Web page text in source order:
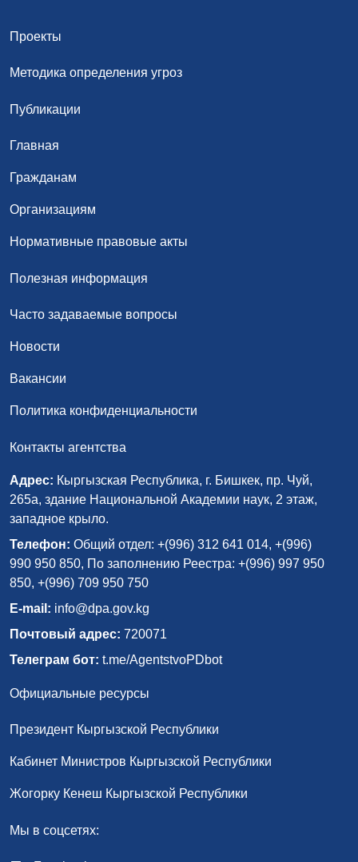
Проекты
Методика определения угроз
Публикации
Главная
Гражданам
Организациям
Нормативные правовые акты
Полезная информация
Часто задаваемые вопросы
Новости
Вакансии
Политика конфиденциальности
Контакты агентства
Адрес: Кыргызская Республика, г. Бишкек, пр. Чуй,
265а, здание Национальной Академии наук, 2 этаж,
западное крыло.
Телефон: Общий отдел: +(996) 312 641 014, +(996)
990 950 850, По заполнению Реестра: +(996) 997 950
850, +(996) 709 950 750
E-mail: info@dpa.gov.kg
Почтовый адрес: 720071
Телеграм бот: t.me/AgentstvoPDbot
Официальные ресурсы
Президент Кыргызской Республики
Кабинет Министров Кыргызской Республики
Жогорку Кенеш Кыргызской Республики
Мы в соцсетях: